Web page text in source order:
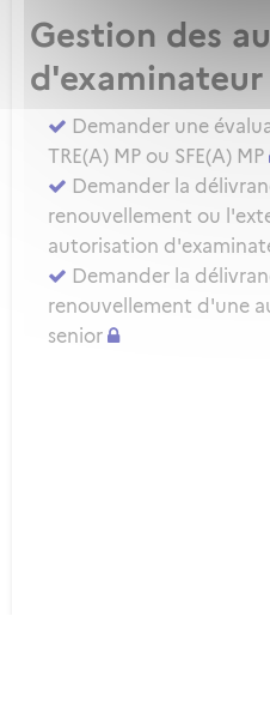
Gestion des
d'examinateur
Demander une
TRE(A) MP ou SFE(A) MP
Demander la
renouvellement ou
autorisation
Demander la
renouvellement d'une
senior